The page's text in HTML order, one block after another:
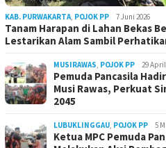
KAB. PURWAKARTA, POJOK PP 7 Juni 2026
Tanam Harapan di Lahan Bekas
Lestarikan Alam Sambil
MUSIRAWAS, POJOK PP 29
Pemuda Pancasila
Musi Rawas, Perkuat
2045
LUBUKLINGGAU, POJOK PP 5
Ketua MPC Pemuda